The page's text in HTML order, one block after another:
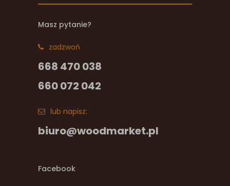
Masz pytanie?
zadzwoń
668 470 038
660 072 042
lub napisz:
biuro@woodmarket.pl
Facebook